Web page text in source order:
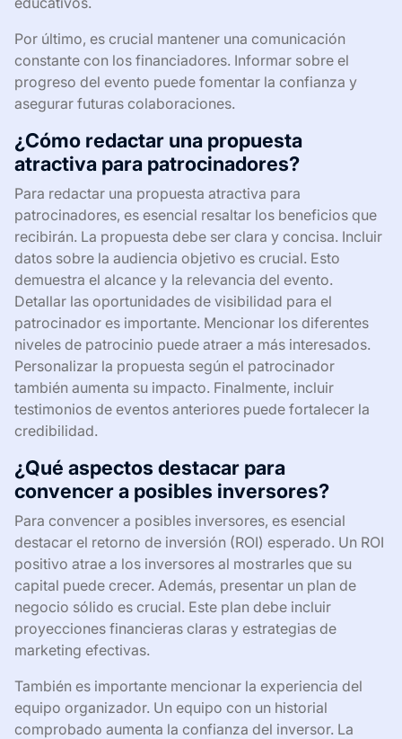
Por último, es crucial mantener una comunicación
constante con los financiadores. Informar sobre el
progreso del evento puede fomentar la confianza y
asegurar futuras colaboraciones.
¿Cómo redactar una propuesta
atractiva para patrocinadores?
Para redactar una propuesta atractiva para
patrocinadores, es esencial resaltar los beneficios que
recibirán. La propuesta debe ser clara y concisa. Incluir
datos sobre la audiencia objetivo es crucial. Esto
demuestra el alcance y la relevancia del evento.
Detallar las oportunidades de visibilidad para el
patrocinador es importante. Mencionar los diferentes
niveles de patrocinio puede atraer a más interesados.
Personalizar la propuesta según el patrocinador
también aumenta su impacto. Finalmente, incluir
testimonios de eventos anteriores puede fortalecer la
credibilidad.
¿Qué aspectos destacar para
convencer a posibles inversores?
Para convencer a posibles inversores, es esencial
destacar el retorno de inversión (ROI) esperado. Un ROI
positivo atrae a los inversores al mostrarles que su
capital puede crecer. Además, presentar un plan de
negocio sólido es crucial. Este plan debe incluir
proyecciones financieras claras y estrategias de
marketing efectivas.
También es importante mencionar la experiencia del
equipo organizador. Un equipo con un historial
comprobado aumenta la confianza del inversor. La